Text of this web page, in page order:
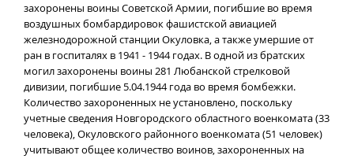
захоронены воины Советской Армии, погибшие во время
воздушных бомбардировок фашистской авиацией
железнодорожной станции Окуловка, а также умершие от
ран в госпиталях в 1941 - 1944 годах. В одной из братских
могил захоронены воины 281 Любанской стрелковой
дивизии, погибшие 5.04.1944 года во время бомбежки.
Количество захороненных не установлено, поскольку
учетные сведения Новгородского областного военкомата (33
человека), Окуловского районного военкомата (51 человек)
учитывают общее количество воинов, захороненных на